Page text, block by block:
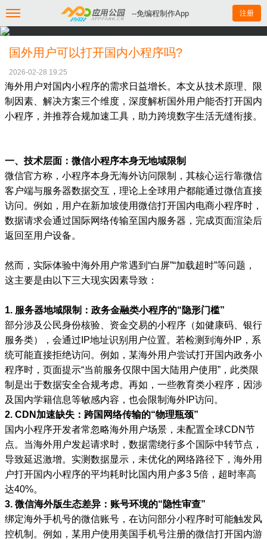
--免编程制作App 注册
国外用户可以打开国内小程序吗?
2026-02-28 19:25
海外用户对国内小程序的需求日益增长。本文从技术原理、限
制因素、解决方案三个维度，深度解析国外用户能否打开国内
小程序，并推荐合规加速工具，助力跨境数字生活无缝衔接。
一、技术层面：微信小程序本身无地域限制
微信官方称，小程序本身无海外访问限制，其核心运行靠微信
客户端与服务器数据交互，理论上全球用户都能通过微信直接
访问。例如，用户在新加坡使用微信打开国内电商小程序时，
数据请求会通过国际网络传输至国内服务器，完成页面渲染后
返回至用户设备。
然而，实际体验中海外用户常遇到“白屏”“加载超时”等问题，
这主要是由以下三大现实因素导致：
1. 服务器地域限制：政务金融类小程序的“隐形门槛”
部分涉及公民身份核验、资金交易的小程序（如健康码、银行
服务类），会通过IP地址识别用户位置。若检测到海外IP，系
统可能直接拒绝访问。例如，某海外用户尝试打开国内政务小
程序时，页面提示“当前服务仅限中国大陆用户使用”，此类限
制是出于数据安全合规考虑。再如，一些教育类小程序，因涉
及国内学籍信息等敏感内容，也会限制海外IP访问。
2. CDN加速缺失：跨国网络传输的“物理瓶颈”
国内小程序开发者常忽略海外用户场景，未配置全球CDN节
点。当海外用户发起请求时，数据需绕行多个国际中转节点，
导致延迟激增。实测数据显示，未优化的网络路径下，海外用
户打开国内小程序的平均耗时比国内用户多3 5倍，超时率高
达40%。
3. 微信海外版生态差异：账号环境的“隐性审查”
绑定海外手机号的微信账号，在访问部分小程序时可能触发风
控机制。例如，某用户使用美国手机号注册的微信打开国内游